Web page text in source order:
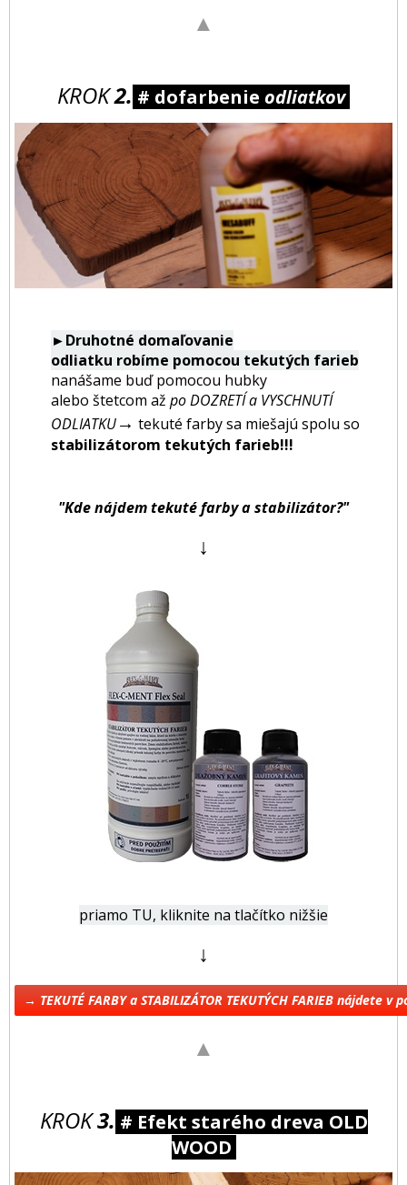
▲
KROK2. # dofarbenie odliatkov
►Druhotné domaľovanie
odliatku robíme pomocou tekutých farieb
nanášame buď pomocou hubky
alebo štetcom až po DOZRETÍ a VYSCHNUTÍ
ODLIATKU→ tekuté farby sa miešajú spolu so
stabilizátorom tekutých farieb!!!
"Kde nájdem tekuté farby a stabilizátor?"
↓
priamo TU, kliknite na tlačítko nižšie
↓
→ TEKUTÉ FARBY a STABILIZÁTOR TEKUTÝCH FARIEB nájdete
▲
KROK3. # Efekt starého dreva OLD
WOOD